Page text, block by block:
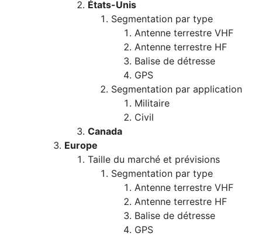
États-Unis
Segmentation par type
Antenne terrestre VHF
Antenne terrestre HF
Balise de détresse
GPS
Segmentation par application
Militaire
Civil
Canada
Europe
Taille du marché et prévisions
Segmentation par type
Antenne terrestre VHF
Antenne terrestre HF
Balise de détresse
GPS